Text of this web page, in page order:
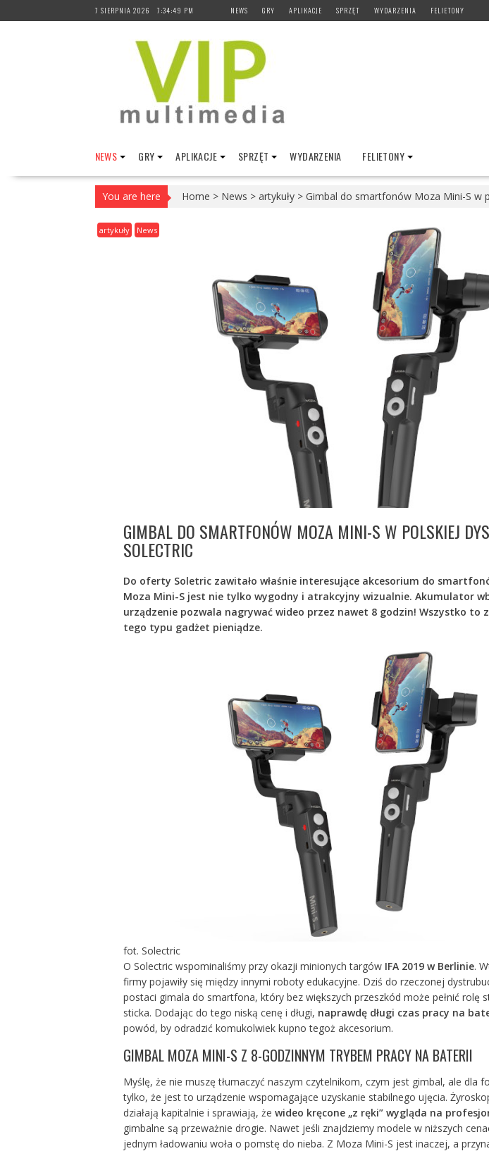
to
7 SIERPNIA 2026 7:34:50 PM NEWS GRY APLIKACJE SPRZĘT WYDARZENIA FELIETONY
NEWS GRY APLIKACJE SPRZĘT WYDARZENIA FELIETONY
You are here Home > News > artykuły > Gimbal do smartfonów Moza Mini-S w
artykuły News
GIMBAL DO SMARTFONÓW MOZA MINI-S W POLSKIEJ
SOLECTRIC
Do oferty Soletric zawitało właśnie interesujące akcesorium do
Moza Mini-S jest nie tylko wygodny i atrakcyjny wizualnie. Akumulator
urządzenie pozwala nagrywać wideo przez nawet 8 godzin! Wszystko to
tego typu gadżet pieniądze.
fot. Solectric
O Solectric wspominaliśmy przy okazji minionych targów IFA 2019 w Berlinie.
firmy pojawiły się między innymi roboty edukacyjne. Dziś do rzeczonej
postaci gimala do smartfona, który bez większych przeszkód może pełnić rolę
sticka. Dodając do tego niską cenę i długi, naprawdę długi czas pracy na
powód, by odradzić komukolwiek kupno tegoż akcesorium.
GIMBAL MOZA MINI-S Z 8-GODZINNYM TRYBEM PRACY NA BATERII
Myślę, że nie muszę tłumaczyć naszym czytelnikom, czym jest gimbal, ale dla
tylko, że jest to urządzenie wspomagające uzyskanie stabilnego ujęcia.
działają kapitalnie i sprawiają, że wideo kręcone „z ręki” wygląda na
gimbalne są przeważnie drogie. Nawet jeśli znajdziemy modele w niższych
jednym ładowaniu woła o pomstę do nieba. Z Moza Mini-S jest inaczej, a